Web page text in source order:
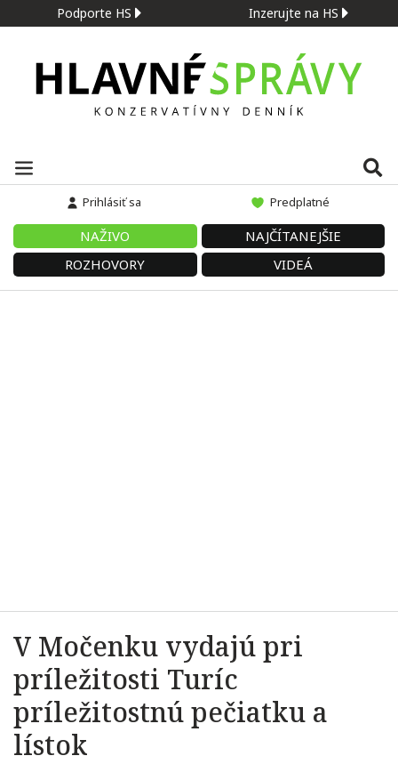
Podporte HS Inzerujte na HS
Prihlásiť sa Predplatné
NAŽIVO
NAJČÍTANEJŠIE
ROZHOVORY
VIDEÁ
V Močenku vydajú pri
príležitosti Turíc
príležitostnú pečiatku a
lístok